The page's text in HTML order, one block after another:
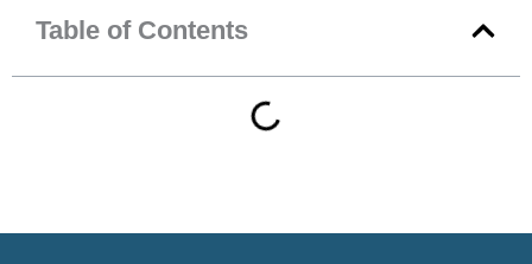
Table of Contents